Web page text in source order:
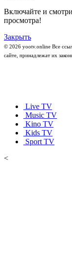
Включайте и
просмотра!
Закрыть
© 2026 yootv.online Все
сайте, принадлежат их
Live TV
Music TV
Kino TV
Kids TV
Sport TV
<